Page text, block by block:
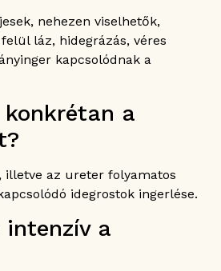
nehezen viselhetők,
láz, hidegrázás, véres
kapcsolódnak a
a
illetve az ureter folyamatos
idegrostok ingerlése.
intenzív a